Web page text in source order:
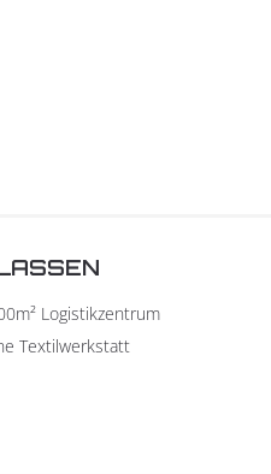
Logistikzentrum
Textilwerkstatt